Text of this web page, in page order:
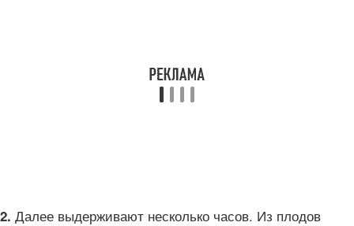
2. Далее выдерживают несколько часов. Из плодов